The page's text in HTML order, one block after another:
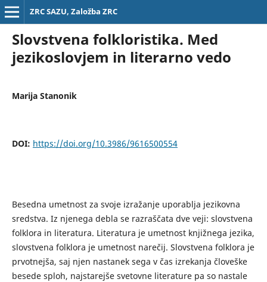
ZRC SAZU, Založba ZRC
Slovstvena folkloristika. Med
jezikoslovjem in literarno vedo
Marija Stanonik
DOI: https://doi.org/10.3986/9616500554
Besedna umetnost za svoje izražanje uporablja jezikovna
sredstva. Iz njenega debla se razraščata dve veji: slovstvena
folklora in literatura. Literatura je umetnost knjižnega jezika,
slovstvena folklora je umetnost narečij. Slovstvena folklora je
prvotnejša, saj njen nastanek sega v čas izrekanja človeške
besede sploh, najstarejše svetovne literature pa so nastale